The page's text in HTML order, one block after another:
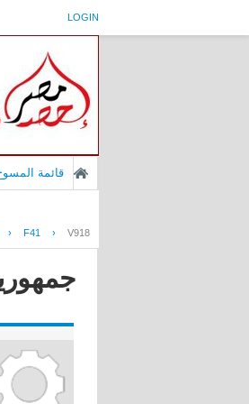
LOGIN
قائمة
› F41 › V918